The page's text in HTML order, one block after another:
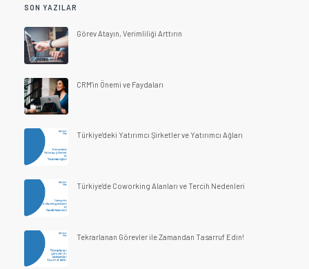
SON YAZILAR
Görev Atayın, Verimliliği Arttırın
CRM'in Önemi ve Faydaları
Türkiye'deki Yatırımcı Şirketler ve Yatırımcı Ağları
Türkiye'de Coworking Alanları ve Tercih Nedenleri
Tekrarlanan Görevler ile Zamandan Tasarruf Edin!